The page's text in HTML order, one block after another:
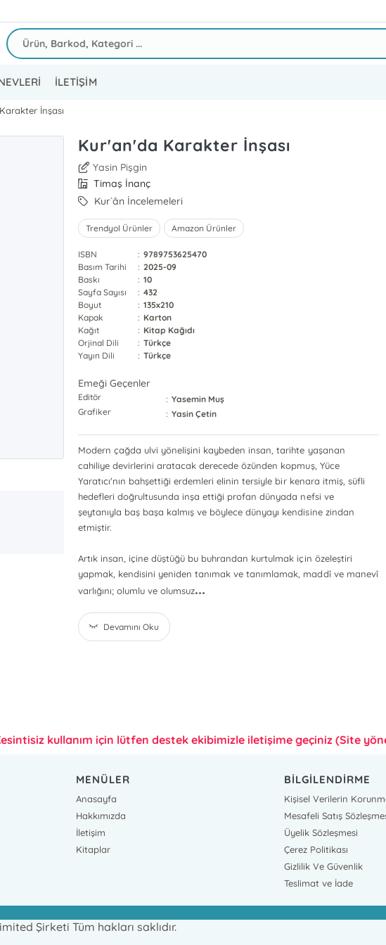
İLETİŞİM
İnşası
Kur'an'da Karakter İnşası
Yasin Pişgin
Timaş İnanç
Kur`ân İncelemeleri
Trendyol Ürünler Amazon Ürünler
ISBN : 9789753625470
Basım Tarihi
: 2025-09
Baskı
: 10
Sayfa Sayısı
: 432
Boyut
: 135x210
Kapak
: Karton
Kağıt
: Kitap Kağıdı
Orjinal Dili
: Türkçe
Yayın Dili
: Türkçe
Emeği Geçenler
Editör : Yasemin Muş
Grafiker
: Yasin Çetin
Modern çağda ulvi yönelişini kaybeden insan, tarihte yaşanan
cahiliye devirlerini aratacak derecede özünden kopmuş, Yüce
Yaratıcı'nın bahşettiği erdemleri elinin tersiyle bir kenara itmiş, süfli
hedefleri doğrultusunda inşa ettiği profan dünyada nefsi ve
şeytanıyla baş başa kalmış ve böylece dünyayı kendisine zindan
etmiştir.
Artık insan, içine düştüğü bu buhrandan kurtulmak için özeleştiri
yapmak, kendisini yeniden tanımak ve tanımlamak, maddî ve manevî
varlığını; olumlu ve olumsuz...
Devamını Oku
kullanım için lütfen destek ekibimizle iletişime geçiniz (Site
MENÜLER
Anasayfa
Hakkımızda
İletişim
Kitaplar
BİLGİLENDİRME
Kişisel Verilerin
Mesafeli Satış
Üyelik Sözleşmesi
Çerez Politikası
Gizlilik Ve Güvenlik
Teslimat ve İade
Şirketi Tüm hakları saklıdır.